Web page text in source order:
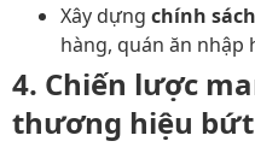
Xây dựng chính
hàng, quán ăn nhập
4. Chiến lược
thương hiệu